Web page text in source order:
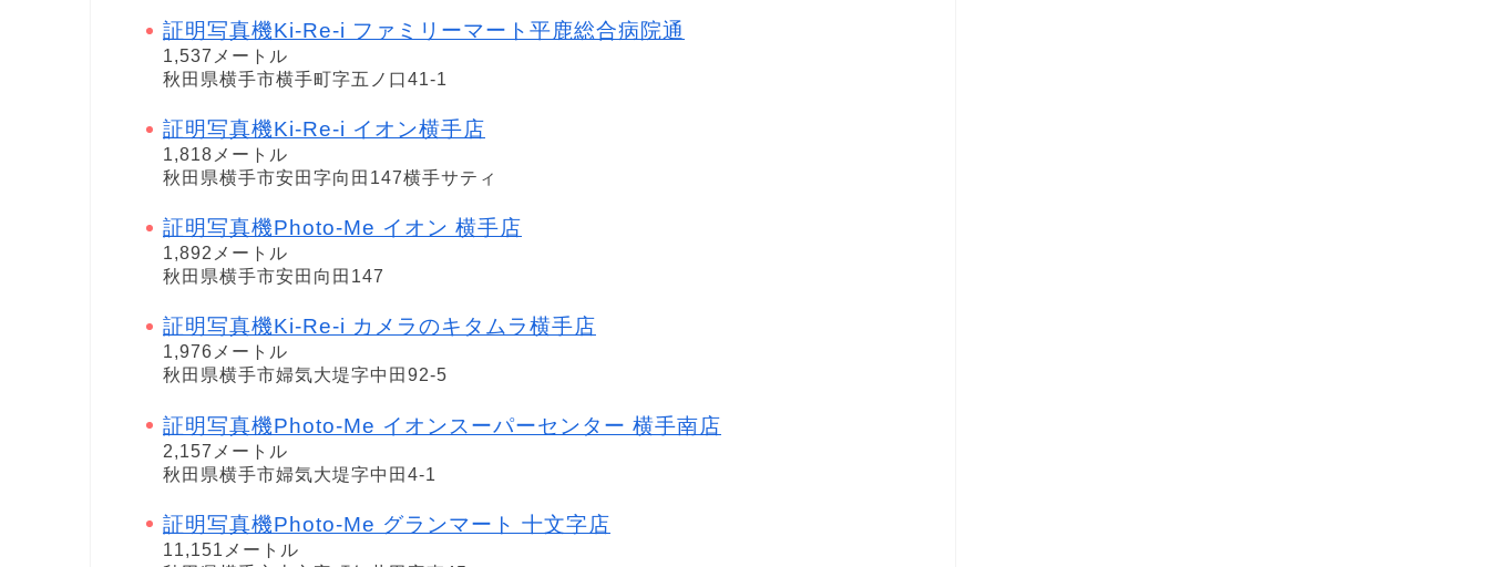
証明写真機Ki-Re-i ファミリーマート平鹿総合病院通
1,537メートル
秋田県横手市横手町字五ノ口41-1
証明写真機Ki-Re-i イオン横手店
1,818メートル
秋田県横手市安田字向田147横手サティ
証明写真機Photo-Me イオン 横手店
1,892メートル
秋田県横手市安田向田147
証明写真機Ki-Re-i カメラのキタムラ横手店
1,976メートル
秋田県横手市婦気大堤字中田92-5
証明写真機Photo-Me イオンスーパーセンター 横手南店
2,157メートル
秋田県横手市婦気大堤字中田4-1
証明写真機Photo-Me グランマート 十文字店
11,151メートル